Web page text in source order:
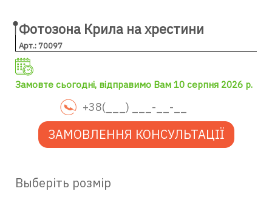
Фотозона Крила на хрестини
Арт.: 70097
Замовте сьогодні, відправимо Вам 10 серпня 2026 р.
ЗАМОВЛЕННЯ КОНСУЛЬТАЦІЇ
Выберіть розмір